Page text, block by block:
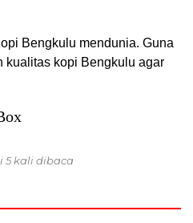
Bengkulu mendunia. Guna
kualitas kopi Bengkulu agar
5 kali dibaca